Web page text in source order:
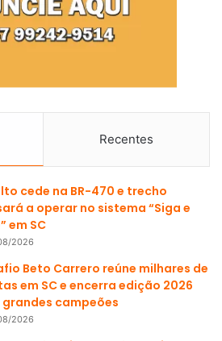
Recentes
cede na BR-470 e trecho
a operar no sistema “Siga e
em SC
2026
Beto Carrero reúne milhares de
em SC e encerra edição 2026
grandes campeões
2026